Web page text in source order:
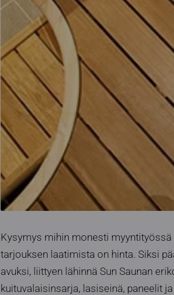
Kysymys mihin monesti
tarjouksen laatimista on hinta. Siksi
avuksi, liittyen lähinnä Sun Saunan
kuituvalaisinsarja, lasiseinä, paneelit